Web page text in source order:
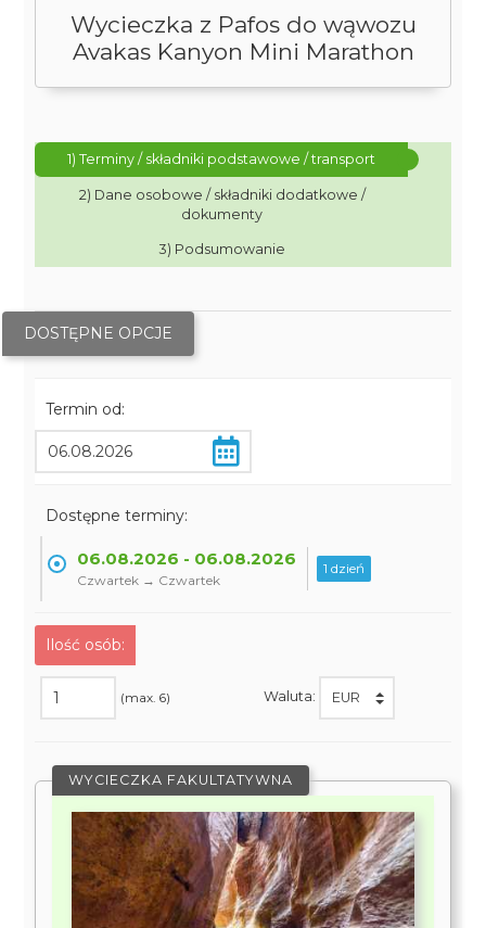
Wycieczka z Pafos do wąwozu
Avakas Kanyon Mini Marathon
1) Terminy / składniki podstawowe / transport
2) Dane osobowe / składniki dodatkowe /
dokumenty
3) Podsumowanie
DOSTĘPNE OPCJE
Termin od:
Dostępne terminy:
06.08.2026 - 06.08.2026
Czwartek → Czwartek
1 dzień
Ilość osób:
(max. 6) Waluta:
WYCIECZKA FAKULTATYWNA